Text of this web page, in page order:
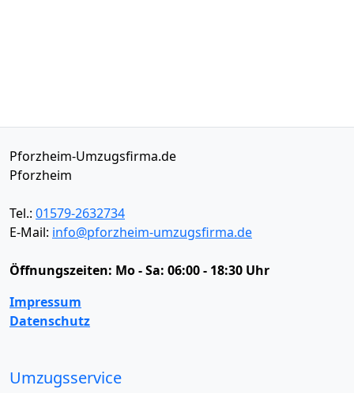
Pforzheim-Umzugsfirma.de
Pforzheim
Tel.: 01579-2632734
E-Mail: info@pforzheim-umzugsfirma.de
Öffnungszeiten: Mo - Sa: 06:00 - 18:30 Uhr
Impressum
Datenschutz
Umzugsservice